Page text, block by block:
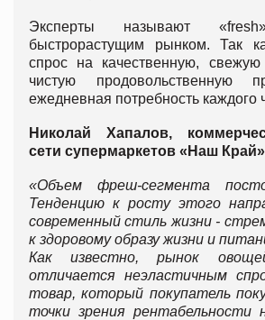
Эксперты называют
быстрорастущим рынком. Так
спрос на качественную, свежую
чистую продовольственную
ежедневная потребность каждого
Николай Хапалов,
сети супермаркетов «Наш
«Объем фреш-сегмента
Тенденцию к росту этого
современный стиль жизни -
к здоровому образу жизни и
Как известно, рынок
отличается неэластичным
товар, который покупатель
точки зрения рентабельности